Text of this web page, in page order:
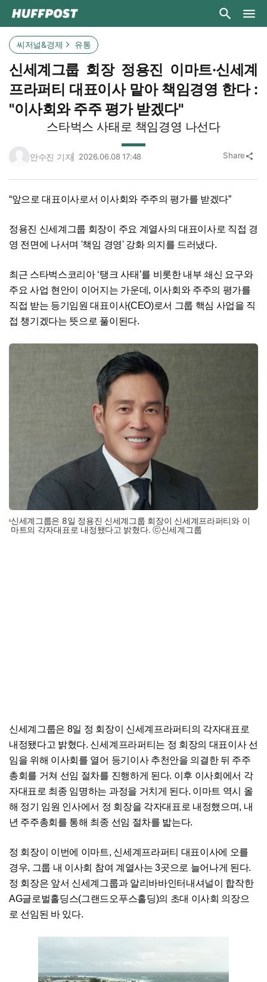
씨저널&경제 유통
신세계그룹 회장 정용진 이마트·신세계
프라퍼티 대표이사 맡아 책임경영 한다 :
"이사회와 주주 평가 받겠다"
스타벅스 사태로 책임경영 나선다
안수진 기자 2026.06.08 17:48 Share share
“앞으로 대표이사로서 이사회와 주주의 평가를 받겠다”
정용진 신세계그룹 회장이 주요 계열사의 대표이사로 직접 경
영 전면에 나서며 '책임 경영' 강화 의지를 드러냈다.
최근 스타벅스코리아 ‘탱크 사태’를 비롯한 내부 쇄신 요구와
주요 사업 현안이 이어지는 가운데, 이사회와 주주의 평가를
직접 받는 등기임원 대표이사(CEO)로서 그룹 핵심 사업을 직
접 챙기겠다는 뜻으로 풀이된다.
신세계그룹은 8일 정용진 신세계그룹 회장이 신세계프라퍼티와 이
마트의 각자대표로 내정됐다고 밝혔다. ⓒ신세계그룹
신세계그룹은 8일 정 회장이 신세계프라퍼티의 각자대표로
내정됐다고 밝혔다. 신세계프라퍼티는 정 회장의 대표이사 선
임을 위해 이사회를 열어 등기이사 추천안을 의결한 뒤 주주
총회를 거쳐 선임 절차를 진행하게 된다. 이후 이사회에서 각
자대표로 최종 임명하는 과정을 거치게 된다. 이마트 역시 올
해 정기 임원 인사에서 정 회장을 각자대표로 내정했으며, 내
년 주주총회를 통해 최종 선임 절차를 밟는다.
정 회장이 이번에 이마트, 신세계프라퍼티 대표이사에 오를
경우, 그룹 내 이사회 참여 계열사는 3곳으로 늘어나게 된다.
정 회장은 앞서 신세계그룹과 알리바바인터내셔널이 합작한
AG글로벌홀딩스(그랜드오푸스홀딩)의 초대 이사회 의장으
로 선임된 바 있다.